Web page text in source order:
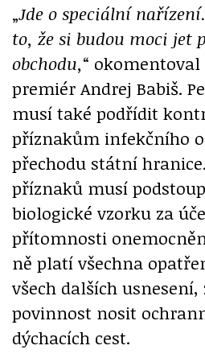
„Jde o speciální nařízení.
to, že si budou moci jet
obchodu,“
premiér Andrej Babiš.
musí také podřídit
příznakům infekčního
přechodu státní
příznaků musí
biologické vzorku za
přítomnosti
ně platí všechna
všech dalších
povinnost nosit
dýchacích cest.